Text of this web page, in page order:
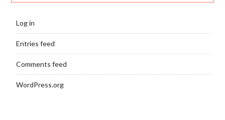
Log in
Entries feed
Comments feed
WordPress.org